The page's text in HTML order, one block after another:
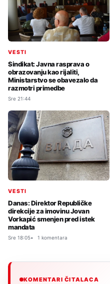
VESTI
Sindikat: Javna rasprava o
obrazovanju kao rijaliti,
Ministarstvo se obavezalo da
razmotri primedbe
Sre 21:44
VESTI
Danas: Direktor Republičke
direkcije za imovinu Jovan
Vorkapić smenjen pred istek
mandata
Sre 18:05 1 komentara
KOMENTARI ČITALACA